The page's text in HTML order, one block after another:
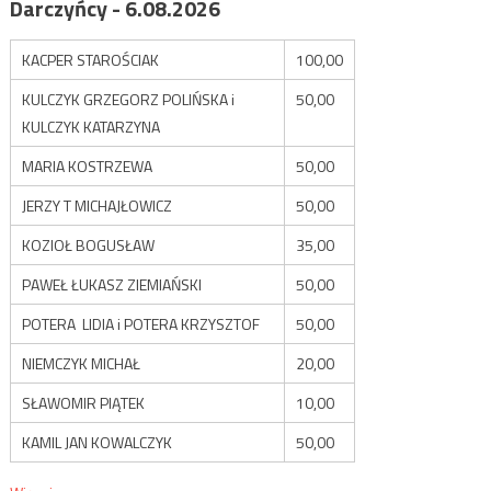
Darczyńcy - 6.08.2026
KACPER STAROŚCIAK
100,00
KULCZYK GRZEGORZ POLIŃSKA i
KULCZYK KATARZYNA
50,00
MARIA KOSTRZEWA
50,00
JERZY T MICHAJŁOWICZ
50,00
KOZIOŁ BOGUSŁAW
35,00
PAWEŁ ŁUKASZ ZIEMIAŃSKI
50,00
POTERA LIDIA i POTERA KRZYSZTOF
50,00
NIEMCZYK MICHAŁ
20,00
SŁAWOMIR PIĄTEK
10,00
KAMIL JAN KOWALCZYK
50,00